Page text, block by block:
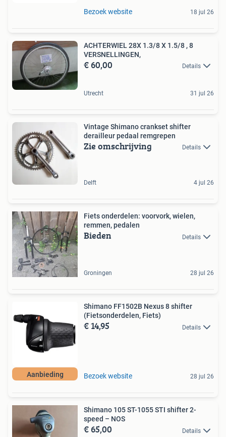
Bezoek website 18 jul 26
ACHTERWIEL 28X 1.3/8 X 1.5/8 , 8
VERSNELLINGEN,
€ 60,00 Details
Utrecht 31 jul 26
Vintage Shimano crankset shifter
derailleur pedaal remgrepen
Zie omschrijving Details
Delft 4 jul 26
Fiets onderdelen: voorvork, wielen,
remmen, pedalen
Bieden Details
Groningen 28 jul 26
Aanbieding
Shimano FF1502B Nexus 8 shifter
(Fietsonderdelen, Fiets)
€ 14,95 Details
Bezoek website 28 jul 26
Shimano 105 ST-1055 STI shifter 2-
speed – NOS
€ 65,00 Details